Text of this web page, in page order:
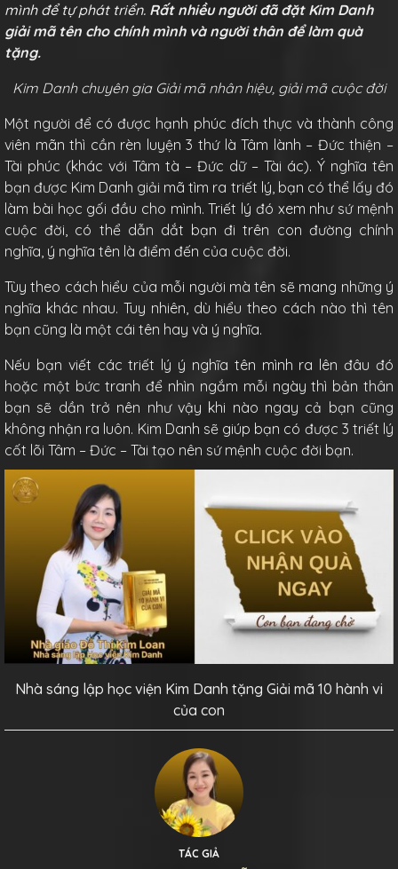
mình để tự phát triển. Rất nhiều người đã đặt Kim Danh
giải mã tên cho chính mình và người thân để làm quà
tặng.
Kim Danh chuyên gia Giải mã nhân hiệu, giải mã cuộc đời
Một người để có được hạnh phúc đích thực và thành công
viên mãn thì cần rèn luyện 3 thứ là Tâm lành – Đức thiện –
Tài phúc (khác với Tâm tà – Đức dữ – Tài ác). Ý nghĩa tên
bạn được Kim Danh giải mã tìm ra triết lý, bạn có thể lấy đó
làm bài học gối đầu cho mình. Triết lý đó xem như sứ mệnh
cuộc đời, có thể dẫn dắt bạn đi trên con đường chính
nghĩa, ý nghĩa tên là điểm đến của cuộc đời.
Tùy theo cách hiểu của mỗi người mà tên sẽ mang những ý
nghĩa khác nhau. Tuy nhiên, dù hiểu theo cách nào thì tên
bạn cũng là một cái tên hay và ý nghĩa.
Nếu bạn viết các triết lý ý nghĩa tên mình ra lên đâu đó
hoặc một bức tranh để nhìn ngắm mỗi ngày thì bản thân
bạn sẽ dần trở nên như vậy khi nào ngay cả bạn cũng
không nhận ra luôn. Kim Danh sẽ giúp bạn có được 3 triết lý
cốt lõi Tâm – Đức – Tài tạo nên sứ mệnh cuộc đời bạn.
Nhà sáng lập học viện Kim Danh tặng Giải mã 10 hành vi
của con
TÁC GIẢ